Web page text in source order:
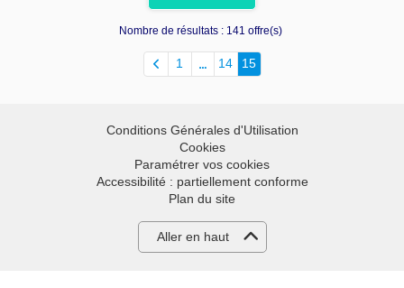
Vol - RUEIL
Nombre de résultats : 141 offre(s)
1 14 15
Conditions Générales d'Utilisation
Cookies
Paramétrer vos cookies
Accessibilité : partiellement conforme
Plan du site
Aller en haut